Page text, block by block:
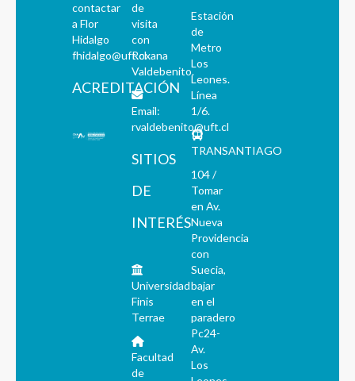
contactar
a Flor
Hidalgo
fhidalgo@uft.cl
ACREDITACIÓN
de
visita
con
Roxana
Valdebenito.
Email:
rvaldebenito@uft.cl
SITIOS
DE
INTERÉS
Universidad
Finis
Terrae
Facultad
de
Estación
de
Metro
Los
Leones.
Línea
1/6.
TRANSANTIAGO
104 /
Tomar
en Av.
Nueva
Providencia
con
Suecia,
bajar
en el
paradero
Pc24-
Av.
Los